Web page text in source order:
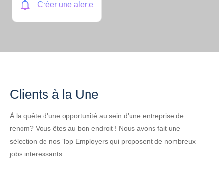
Créer une alerte
Clients à la Une
À la quête d'une opportunité au sein d'une entreprise de
renom? Vous êtes au bon endroit ! Nous avons fait une
sélection de nos Top Employers qui proposent de nombreux
jobs intéressants.